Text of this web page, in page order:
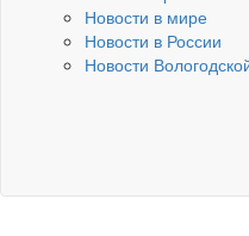
Новости в мире
Новости в России
Новости